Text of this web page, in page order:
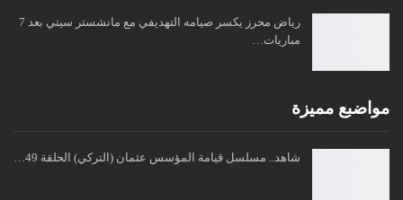
رياض محرز يكسر صيامه التهديفي مع مانشستر سيتي بعد 7
مباريات…
مواضبع مميزة
شاهد.. مسلسل قيامة المؤسس عثمان (التركي) الحلقة 49…